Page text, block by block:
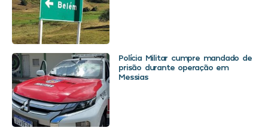
Polícia Militar cumpre mandado de
prisão durante operação em
Messias